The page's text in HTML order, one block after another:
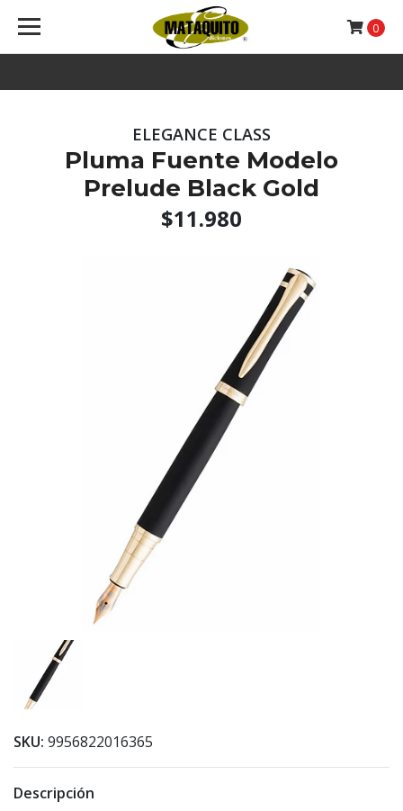
0
ELEGANCE CLASS
Pluma Fuente Modelo
Prelude Black Gold
$11.980
SKU: 9956822016365
Descripción